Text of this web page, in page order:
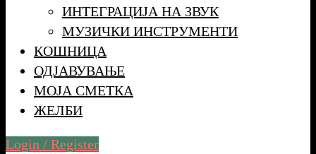
ИНТЕГРАЦИЈА НА ЗВУК
МУЗИЧКИ ИНСТРУМЕНТИ
КОШНИЦА
ОДЈАВУВАЊЕ
МОЈА СМЕТКА
ЖЕЛБИ
Login / Register